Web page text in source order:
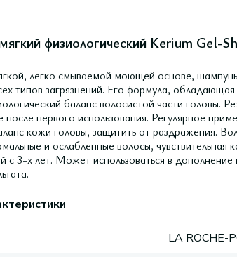
физиологический Kerium Gel-
легко смываемой моющей основе,
типов загрязнений. Его формула,
баланс волосистой части головы.
первого использования. Регулярное
кожи головы, защитить от раздражения.
и ослабленные волосы, чувствительная
с 3-х лет. Может использоваться в
LA ROCHE-